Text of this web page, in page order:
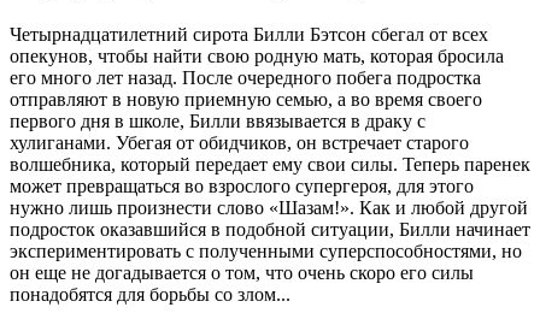
Четырнадцатилетний сирота Билли Бэтсон сбегал от всех
опекунов, чтобы найти свою родную мать, которая бросила
его много лет назад. После очередного побега подростка
отправляют в новую приемную семью, а во время своего
первого дня в школе, Билли ввязывается в драку с
хулиганами. Убегая от обидчиков, он встречает старого
волшебника, который передает ему свои силы. Теперь паренек
может превращаться во взрослого супергероя, для этого
нужно лишь произнести слово «Шазам!». Как и любой другой
подросток оказавшийся в подобной ситуации, Билли начинает
экспериментировать с полученными суперспособностями, но
он еще не догадывается о том, что очень скоро его силы
понадобятся для борьбы со злом...